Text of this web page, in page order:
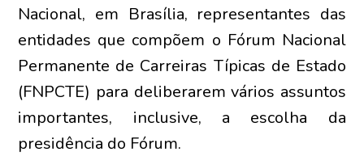
Nacional, em Brasília, representantes das
entidades que compõem o Fórum Nacional
Permanente de Carreiras Típicas de Estado
(FNPCTE) para deliberarem vários assuntos
importantes, inclusive, a escolha da
presidência do Fórum.